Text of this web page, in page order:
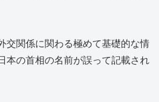
交関係に関わる極めて基礎的な情
本の首相の名前が誤って記載され